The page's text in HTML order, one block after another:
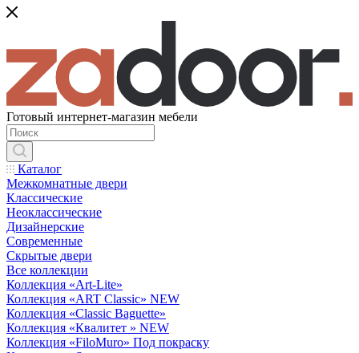
Готовый интернет-магазин мебели
Каталог
Межкомнатные двери
Классические
Неоклассические
Дизайнерские
Современные
Скрытые двери
Все коллекции
Коллекция «Art-Lite»
Коллекция «ART Classic» NEW
Коллекция «Classic Baguette»
Коллекция «Квалитет » NEW
Коллекция «FiloMuro» Под покраску